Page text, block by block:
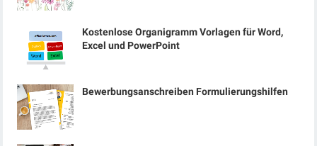
Kostenlose Organigramm Vorlagen für Word,
Excel und PowerPoint
Bewerbungsanschreiben Formulierungshilfen